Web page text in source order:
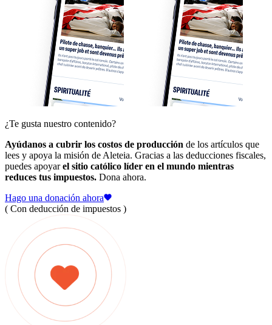
¿Te gusta nuestro contenido?
Ayúdanos a cubrir los costos de producción de los artículos que
lees y apoya la misión de Aleteia. Gracias a las deducciones fiscales,
puedes apoyarel sitio católico líder en el mundo mientras
reduces tus impuestos. Dona ahora.
Hago una donación ahora
( Con deducción de impuestos )